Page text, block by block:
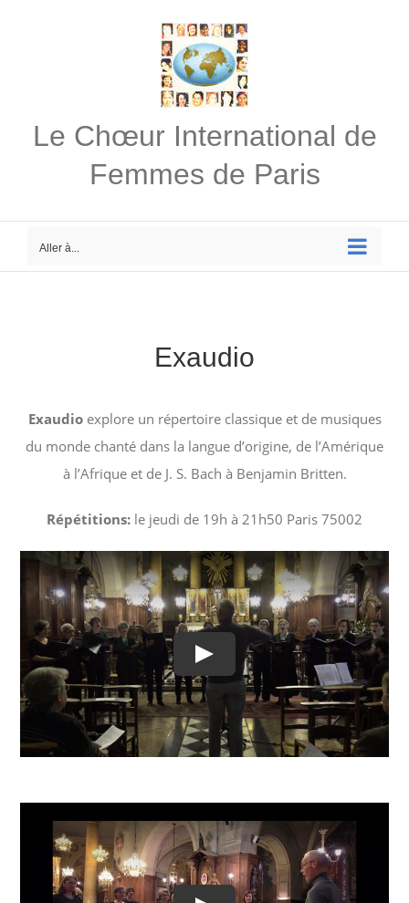
Le Chœur International de
Femmes de Paris
Aller à...
Exaudio
Exaudio explore un répertoire classique et de musiques
du monde chanté dans la langue d’origine, de l’Amérique
à l’Afrique et de J. S. Bach à Benjamin Britten.
Répétitions: le jeudi de 19h à 21h50 Paris 75002